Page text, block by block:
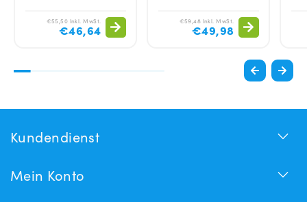
€55,50 Inkl. MwSt.
€46,64
€59,48 Inkl. MwSt.
€49,98
Kundendienst
Mein Konto